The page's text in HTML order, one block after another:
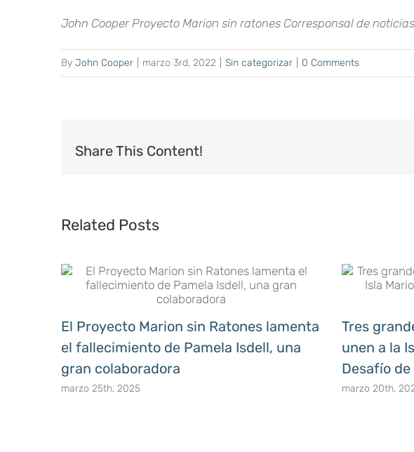
John Cooper Proyecto Marion sin ratones Corresponsal de
By John Cooper marzo 3rd, 2022 Sin categorizar 0 Comments
Share This Content!
Related Posts
El Proyecto Marion sin Ratones lamenta
el fallecimiento de Pamela Isdell, una
gran colaboradora
marzo 25th, 2025
Tres
unen a la
Desafío
marzo 20th,